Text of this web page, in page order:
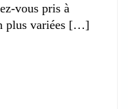
vous pris à
plus variées